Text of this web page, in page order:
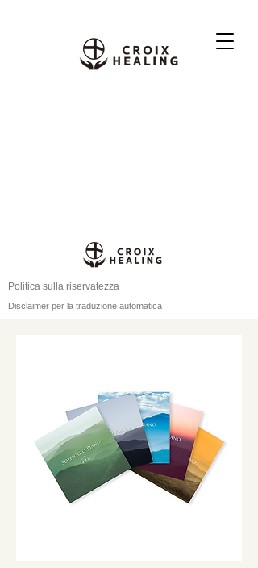
Politica sulla riservatezza
Disclaimer per la traduzione automatica